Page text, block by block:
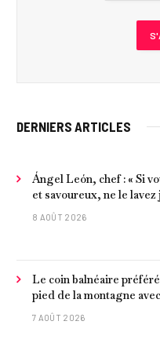
DERNIERS ARTICLES
Ángel León, chef : « Si
et savoureux, ne le
8 AOÛT 2026
Le coin balnéaire
pied de la montagne
poisson et criques isolées
7 AOÛT 2026